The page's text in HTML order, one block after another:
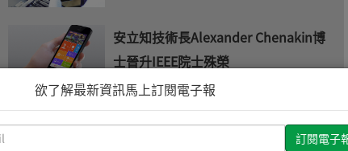
安立知技術長Alexander Chenakin博
士晉升IEEE院士殊榮
HOLTEK新推出
HT32F61630/HT32F61641鋰電池保
欲了解最新資訊馬上訂閱電子報